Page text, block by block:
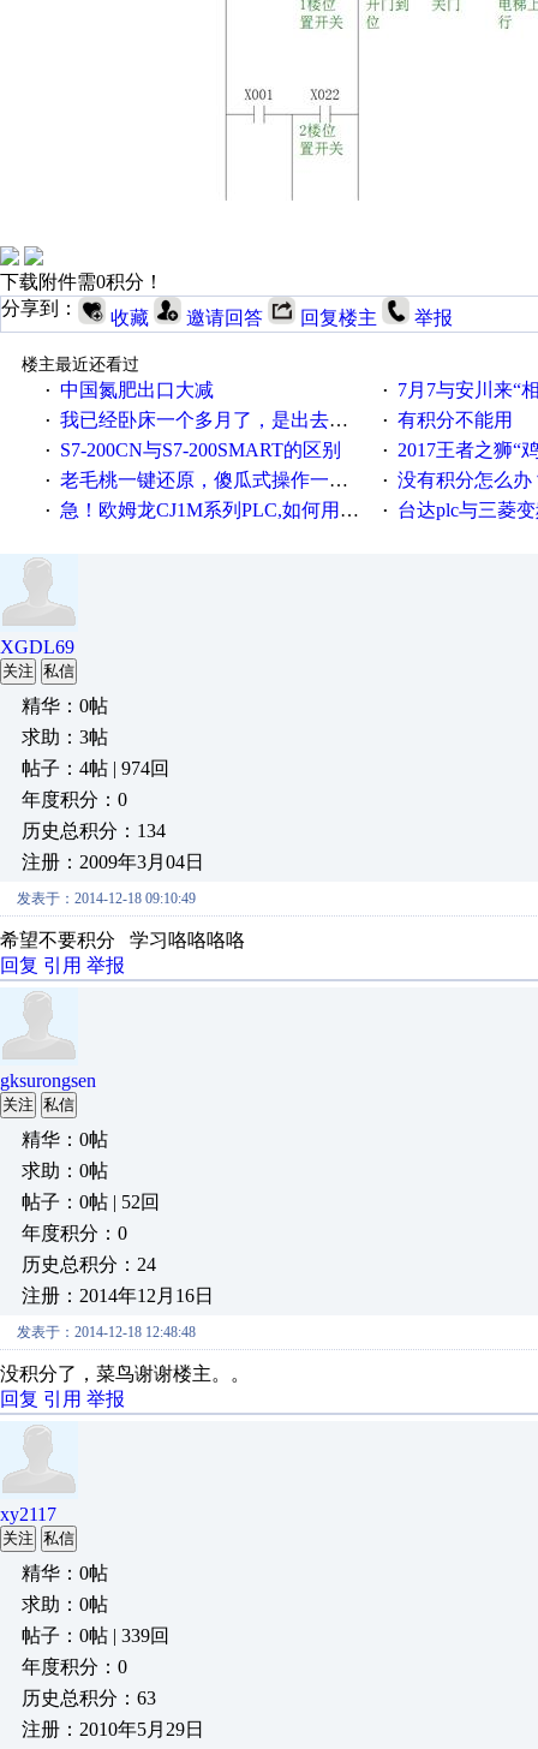
下载附件需0积分！
分享到：
收藏 邀请回答 回复楼主 举报
楼主最近还看过
· 中国氮肥出口大减 · 7月7与安川来“
· 我已经卧床一个多月了，是出去安装机械手在高速遭遇车祸所致:大家工作都要特别注意啊 · 有积分不能用
· S7-200CN与S7-200SMART的区别 · 2017王者之狮“鸡”情签到
· 老毛桃一键还原，傻瓜式操作一键轻松备份还原；程序为向导式安装，一键即可实现自动备份或还原系统。 · 没有积分怎么办
· 急！欧姆龙CJ1M系列PLC,如何用时间控制变频器。要求时间在组态王中可以自由输入！拜托各位大神了！ · 台达plc与三菱
XGDL69
关注 私信
精华：0帖
求助：3帖
帖子：4帖 | 974回
年度积分：0
历史总积分：134
注册：2009年3月04日
发表于：2014-12-18 09:10:49
希望不要积分 学习咯咯咯咯
回复 引用 举报
gksurongsen
关注 私信
精华：0帖
求助：0帖
帖子：0帖 | 52回
年度积分：0
历史总积分：24
注册：2014年12月16日
发表于：2014-12-18 12:48:48
没积分了，菜鸟谢谢楼主。。
回复 引用 举报
xy2117
关注 私信
精华：0帖
求助：0帖
帖子：0帖 | 339回
年度积分：0
历史总积分：63
注册：2010年5月29日